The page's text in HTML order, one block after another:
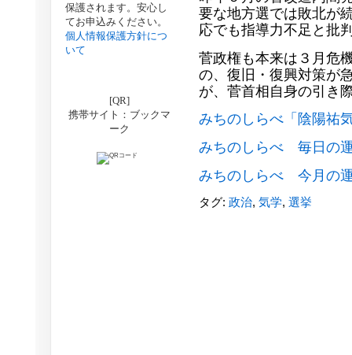
保護されます。安心し
てお申込みください。
個人情報保護方針につ
いて
[QR]
携帯サイト：ブックマ
ーク
要な地方選では敗北が
応でも指導力不足と批
菅政権も本来は３月危
の、復旧・復興対策が
が、菅首相自身の引き
みちのしらべ「陰陽祐
みちのしらべ 毎日の
みちのしらべ 今月の
タグ: 政治, 気学, 選挙